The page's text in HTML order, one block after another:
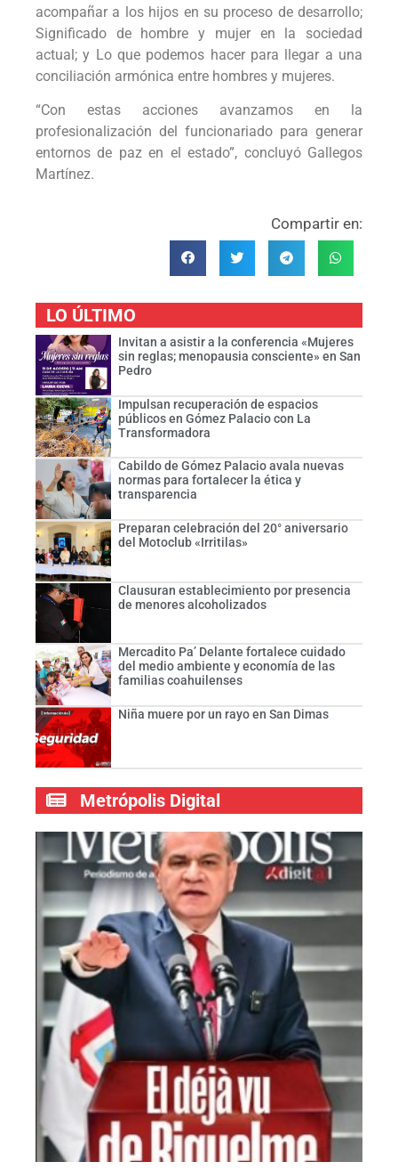
acompañar a los hijos en su proceso de desarrollo;
Significado de hombre y mujer en la sociedad
actual; y Lo que podemos hacer para llegar a una
conciliación armónica entre hombres y mujeres.
“Con estas acciones avanzamos en la
profesionalización del funcionariado para generar
entornos de paz en el estado”, concluyó Gallegos
Martínez.
Compartir en:
LO ÚLTIMO
Invitan a asistir a la conferencia «Mujeres
sin reglas; menopausia consciente» en San
Pedro
Impulsan recuperación de espacios
públicos en Gómez Palacio con La
Transformadora
Cabildo de Gómez Palacio avala nuevas
normas para fortalecer la ética y
transparencia
Preparan celebración del 20° aniversario
del Motoclub «Irritilas»
Clausuran establecimiento por presencia
de menores alcoholizados
Mercadito Pa’ Delante fortalece cuidado
del medio ambiente y economía de las
familias coahuilenses
Niña muere por un rayo en San Dimas
Metrópolis Digital